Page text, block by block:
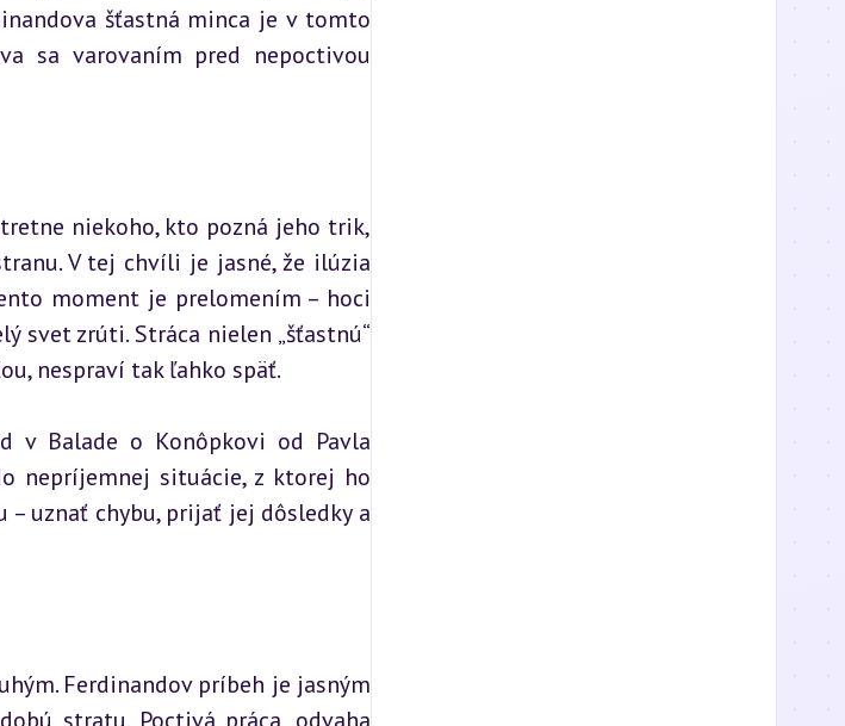
šťastná minca je v tomto
sa varovaním pred nepoctivou
niekoho, kto pozná jeho trik,
V tej chvíli je jasné, že ilúzia
moment je prelomením – hoci
svet zrúti. Stráca nielen „šťastnú“
nespraví tak ľahko späť.
v Balade o Konôpkovi od Pavla
nepríjemnej situácie, z ktorej ho
– uznať chybu, prijať jej dôsledky a
Ferdinandov príbeh je jasným